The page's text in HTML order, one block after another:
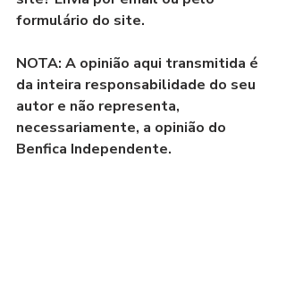
formulário do site.
NOTA: A opinião aqui transmitida é
da inteira responsabilidade do seu
autor e não representa,
necessariamente, a opinião do
Benfica Independente.